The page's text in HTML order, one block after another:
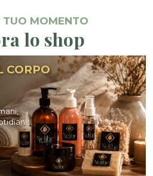
TUO MOMENTO
lo shop
CORPO